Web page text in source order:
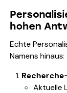
hohen
Echte
Namens hinaus:
Aktuelle